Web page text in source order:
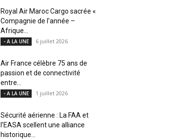
Royal Air Maroc Cargo sacrée «
Compagnie de l’année –
Afrique...
- A LA UNE 6 juillet 2026
Air France célèbre 75 ans de
passion et de connectivité
entre...
- A LA UNE 1 juillet 2026
Sécurité aérienne : La FAA et
l’EASA scellent une alliance
historique...